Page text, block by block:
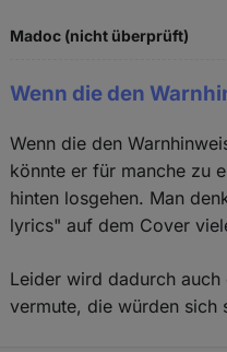
Madoc (nicht überprüft)
Wenn die den
Wenn die den
könnte er für manche zu
hinten losgehen. Man
lyrics" auf dem Cover
Leider wird dadurch
vermute, die würden sich